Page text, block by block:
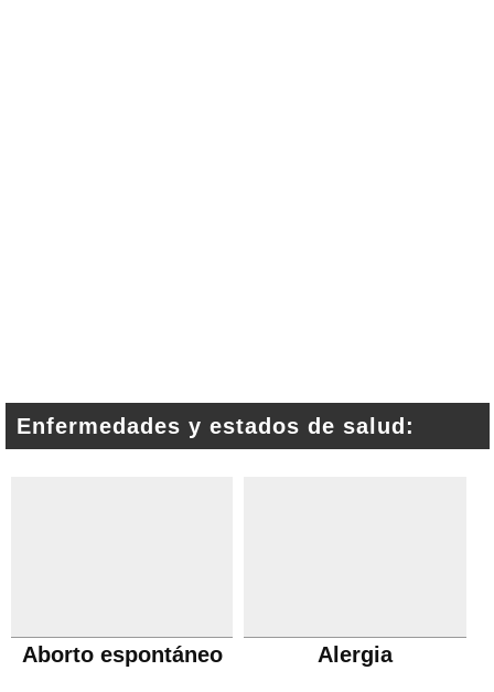
Enfermedades y estados de salud:
Aborto espontáneo Alergia